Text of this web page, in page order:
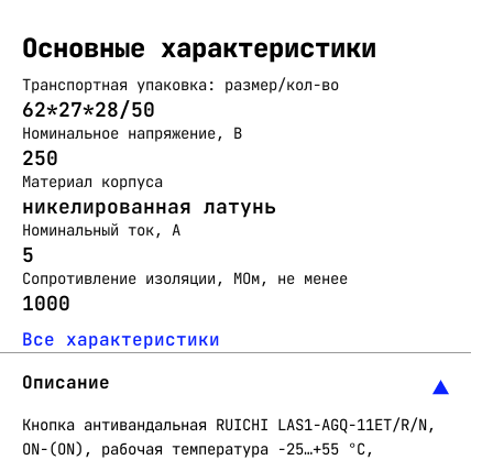
Основные характеристики
Транспортная упаковка: размер/кол-во
62*27*28/50
Номинальное напряжение, В
250
Материал корпуса
никелированная латунь
Номинальный ток, А
5
Сопротивление изоляции, МОм, не менее
1000
Все характеристики
Описание
Кнопка антивандальная RUICHI LAS1-AGQ-11ET/R/N,
ON-(ON), рабочая температура -25…+55 °C,